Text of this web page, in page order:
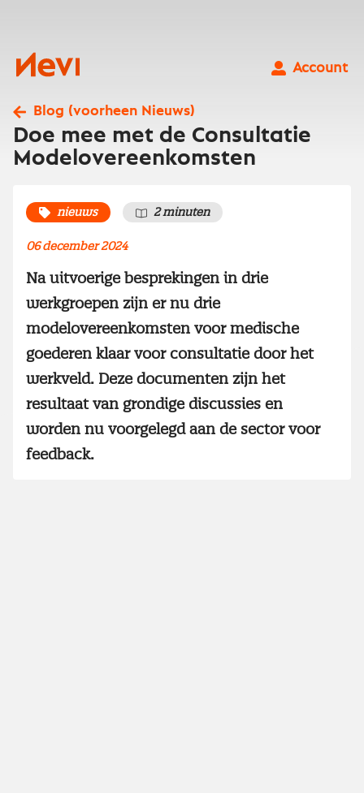
Nevi
Account
Blog (voorheen Nieuws)
Doe mee met de Consultatie
Modelovereenkomsten
nieuws 2 minuten
06 december 2024
Na uitvoerige besprekingen in drie
werkgroepen zijn er nu drie
modelovereenkomsten voor medische
goederen klaar voor consultatie door het
werkveld. Deze documenten zijn het
resultaat van grondige discussies en
worden nu voorgelegd aan de sector voor
feedback.